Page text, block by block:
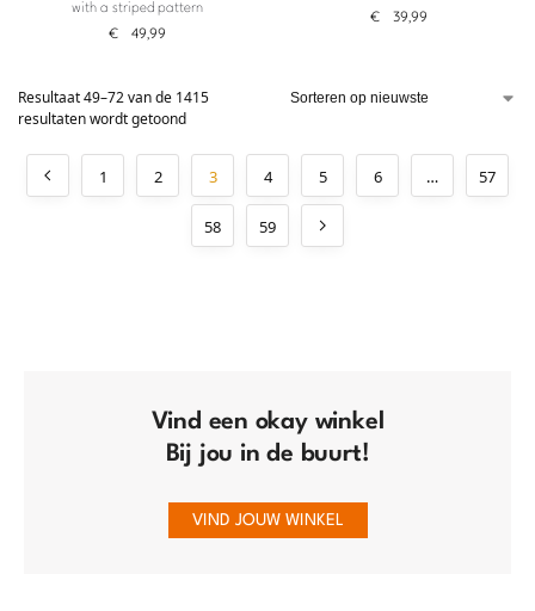
with a striped pattern
€ 49,99
€ 39,99
Resultaat 49–72 van de 1415
resultaten wordt getoond
1 2 3 4 5 6 … 57
58 59
Vind een okay winkel
Bij jou in de buurt!
VIND JOUW WINKEL